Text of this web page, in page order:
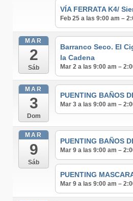
VÍA FERRATA K4/
Feb 25 a las 9:00 am –
MAR
2
Sáb
Barranco Seco. El
la Cadena
Mar 2 a las 9:00 am –
MAR
3
Dom
PUENTING BAÑOS
Mar 3 a las 9:00 am –
MAR
9
Sáb
PUENTING BAÑOS
Mar 9 a las 9:00 am –
PUENTING
Mar 9 a las 9:00 am –